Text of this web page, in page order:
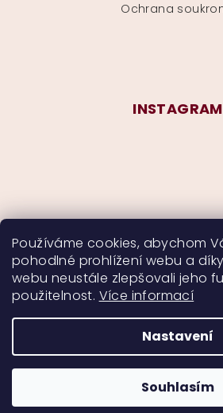
Používáme cookies, abychom
pohodlné prohlížení webu a
webu neustále zlepšovali jeho
použitelnost. Více informací
Nastavení
Souhlasím
Ochrana
INSTAGRAM
Sledovat na
Vytvořil